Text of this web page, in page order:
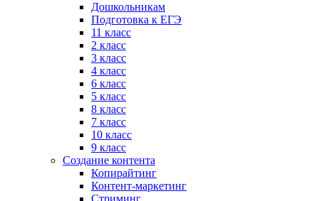
Дошкольникам
Подготовка к ЕГЭ
11 класс
2 класс
3 класс
4 класс
6 класс
5 класс
8 класс
7 класс
10 класс
9 класс
Создание контента
Копирайтинг
Контент-маркетинг
Стриминг